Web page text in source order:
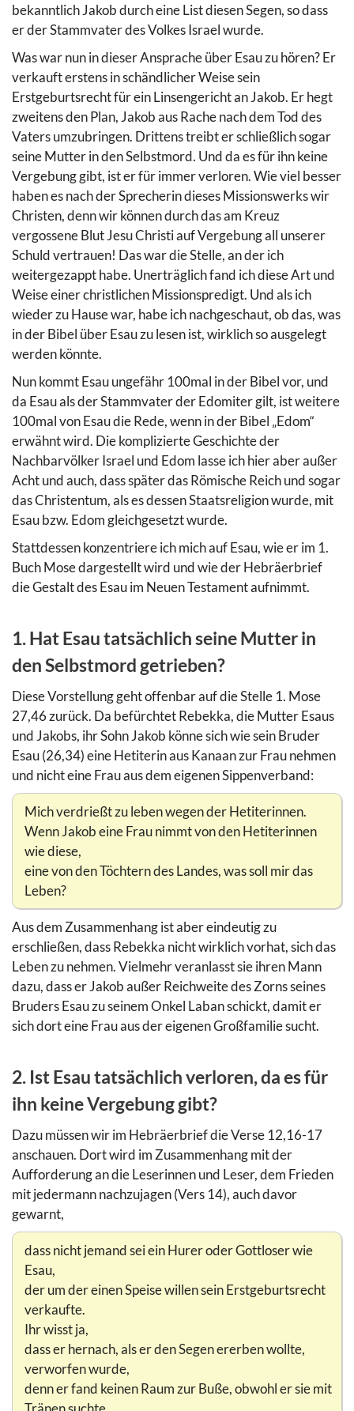
bekanntlich Jakob durch eine List diesen Segen, so dass
er der Stammvater des Volkes Israel wurde.
Was war nun in dieser Ansprache über Esau zu hören? Er
verkauft erstens in schändlicher Weise sein
Erstgeburtsrecht für ein Linsengericht an Jakob. Er hegt
zweitens den Plan, Jakob aus Rache nach dem Tod des
Vaters umzubringen. Drittens treibt er schließlich sogar
seine Mutter in den Selbstmord. Und da es für ihn keine
Vergebung gibt, ist er für immer verloren. Wie viel besser
haben es nach der Sprecherin dieses Missionswerks wir
Christen, denn wir können durch das am Kreuz
vergossene Blut Jesu Christi auf Vergebung all unserer
Schuld vertrauen! Das war die Stelle, an der ich
weitergezappt habe. Unerträglich fand ich diese Art und
Weise einer christlichen Missionspredigt. Und als ich
wieder zu Hause war, habe ich nachgeschaut, ob das, was
in der Bibel über Esau zu lesen ist, wirklich so ausgelegt
werden könnte.
Nun kommt Esau ungefähr 100mal in der Bibel vor, und
da Esau als der Stammvater der Edomiter gilt, ist weitere
100mal von Esau die Rede, wenn in der Bibel „Edom“
erwähnt wird. Die komplizierte Geschichte der
Nachbarvölker Israel und Edom lasse ich hier aber außer
Acht und auch, dass später das Römische Reich und sogar
das Christentum, als es dessen Staatsreligion wurde, mit
Esau bzw. Edom gleichgesetzt wurde.
Stattdessen konzentriere ich mich auf Esau, wie er im 1.
Buch Mose dargestellt wird und wie der Hebräerbrief
die Gestalt des Esau im Neuen Testament aufnimmt.
1. Hat Esau tatsächlich seine Mutter in
den Selbstmord getrieben?
Diese Vorstellung geht offenbar auf die Stelle 1. Mose
27,46 zurück. Da befürchtet Rebekka, die Mutter Esaus
und Jakobs, ihr Sohn Jakob könne sich wie sein Bruder
Esau (26,34) eine Hetiterin aus Kanaan zur Frau nehmen
und nicht eine Frau aus dem eigenen Sippenverband:
Mich verdrießt zu leben wegen der Hetiterinnen.
Wenn Jakob eine Frau nimmt von den Hetiterinnen
wie diese,
eine von den Töchtern des Landes, was soll mir das
Leben?
Aus dem Zusammenhang ist aber eindeutig zu
erschließen, dass Rebekka nicht wirklich vorhat, sich das
Leben zu nehmen. Vielmehr veranlasst sie ihren Mann
dazu, dass er Jakob außer Reichweite des Zorns seines
Bruders Esau zu seinem Onkel Laban schickt, damit er
sich dort eine Frau aus der eigenen Großfamilie sucht.
2. Ist Esau tatsächlich verloren, da es für
ihn keine Vergebung gibt?
Dazu müssen wir im Hebräerbrief die Verse 12,16-17
anschauen. Dort wird im Zusammenhang mit der
Aufforderung an die Leserinnen und Leser, dem Frieden
mit jedermann nachzujagen (Vers 14), auch davor
gewarnt,
dass nicht jemand sei ein Hurer oder Gottloser wie
Esau,
der um der einen Speise willen sein Erstgeburtsrecht
verkaufte.
Ihr wisst ja,
dass er hernach, als er den Segen ererben wollte,
verworfen wurde,
denn er fand keinen Raum zur Buße, obwohl er sie mit